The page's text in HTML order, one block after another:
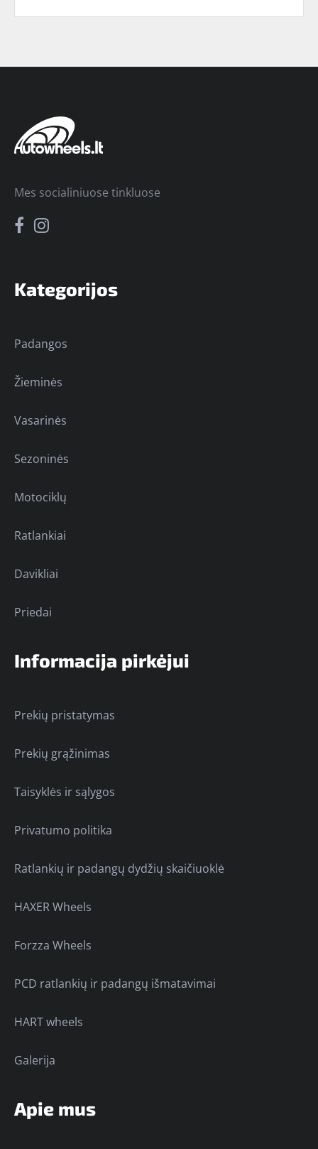
Kategorijos
Padangos
Žieminės
Vasarinės
Sezoninės
Motociklų
Ratlankiai
Davikliai
Priedai
Informacija pirkėjui
Prekių pristatymas
Prekių grąžinimas
Taisyklės ir sąlygos
Privatumo politika
Ratlankių ir padangų dydžių skaičiuoklė
HAXER Wheels
Forzza Wheels
PCD ratlankių ir padangų išmatavimai
HART wheels
Galerija
Apie mus
Mes socialiniuose tinkluose